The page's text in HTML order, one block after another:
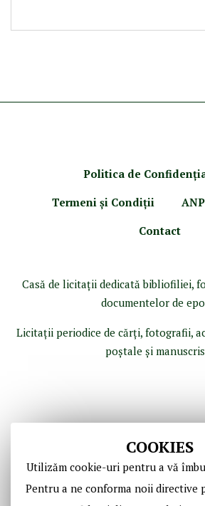
COOKIES
Utilizăm cookie-uri pentru a vă
Pentru a ne conforma noii directive
Politica de Confidenţ
Termeni şi Condiţii
Contact
Casă de licitaţii dedicată bibliofiliei,
documentelor de
Licitaţii periodice de cărţi, fotografii,
poştale şi